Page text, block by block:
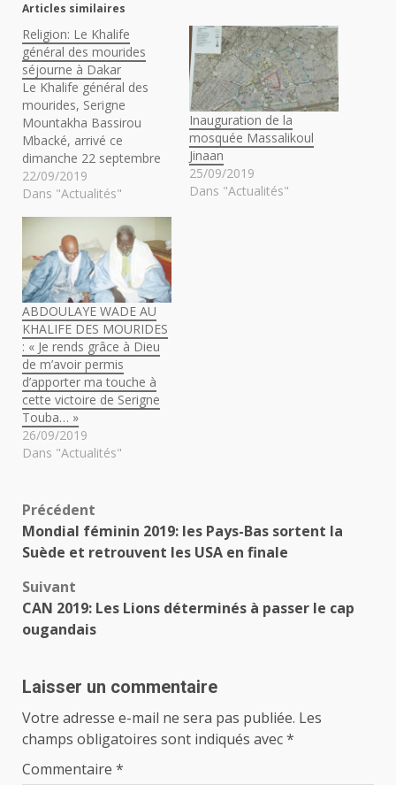
Articles similaires
Religion: Le Khalife
général des mourides
séjourne à Dakar
Le Khalife général des
mourides, Serigne
Mountakha Bassirou
Mbacké, arrivé ce
dimanche 22 septembre
dans la capitale
sénégalaise, en
s’est rendu dans l'après-
midi, à la grande
mosquée Massalikoul
Djinane où il a été
accueilli par un nombre
impressionnant de
fidèles, qui avaient pris
d’assaut tôt dans la…
22/09/2019
Dans "Actualités"
Inauguration de la
mosquée Massalikoul
Jinaan
25/09/2019
Dans "Actualités"
ABDOULAYE WADE AU
KHALIFE DES MOURIDES
: « Je rends grâce à Dieu
de m’avoir permis
d’apporter ma touche à
cette victoire de Serigne
Touba… »
26/09/2019
Dans "Actualités"
Navigation
d’article
Précédent
Mondial féminin 2019: les Pays-Bas sortent la
Suède et retrouvent les USA en finale
Suivant
CAN 2019: Les Lions déterminés à passer le cap
ougandais
Laisser un commentaire
Votre adresse e-mail ne sera pas publiée. Les
champs obligatoires sont indiqués avec*
Commentaire *